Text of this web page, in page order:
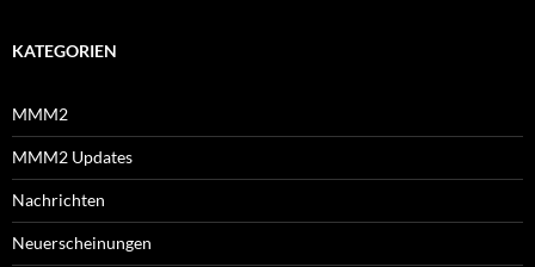
KATEGORIEN
MMM2
MMM2 Updates
Nachrichten
Neuerscheinungen